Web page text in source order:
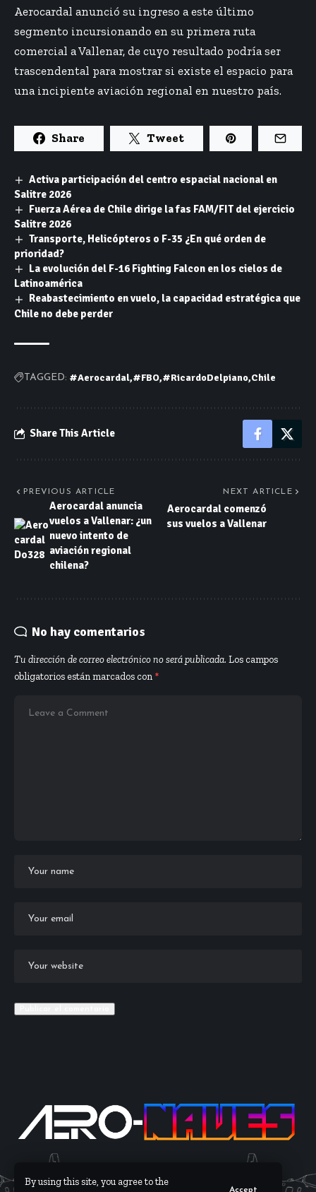
By using this site, you agree to the
Accept
Aerocardal anunció su ingreso a este último
segmento incursionando en su primera ruta
comercial a Vallenar, de cuyo resultado podría ser
trascendental para mostrar si existe el espacio para
una incipiente aviación regional en nuestro país.
Share Tweet
Activa participación del centro espacial nacional en
Salitre 2026
Fuerza Aérea de Chile dirige la fas FAM/FIT del ejercicio
Salitre 2026
Transporte, Helicópteros o F-35 ¿En qué orden de
prioridad?
La evolución del F-16 Fighting Falcon en los cielos de
Latinoamérica
Reabastecimiento en vuelo, la capacidad estratégica que
Chile no debe perder
TAGGED: #Aerocardal #FBO #RicardoDelpiano Chile
Share This Article
PREVIOUS ARTICLE
Aerocardal anuncia
vuelos a Vallenar: ¿un
nuevo intento de
aviación regional
chilena?
NEXT ARTICLE
Aerocardal comenzó
sus vuelos a Vallenar
No hay comentarios
Tu dirección de correo electrónico no será publicada. Los campos
obligatorios están marcados con *